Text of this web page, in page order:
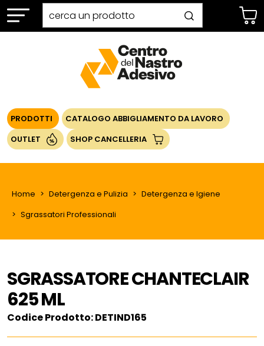
PRODOTTI
CATALOGO ABBIGLIAMENTO DA LAVORO
OUTLET
SHOP CANCELLERIA
Home Detergenza e Pulizia
Detergenza e Igiene
Sgrassatori Professionali
SGRASSATORE CHANTECLAIR
625 ML
Codice Prodotto: DETIND165